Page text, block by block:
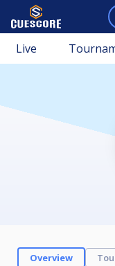
Live
Overview